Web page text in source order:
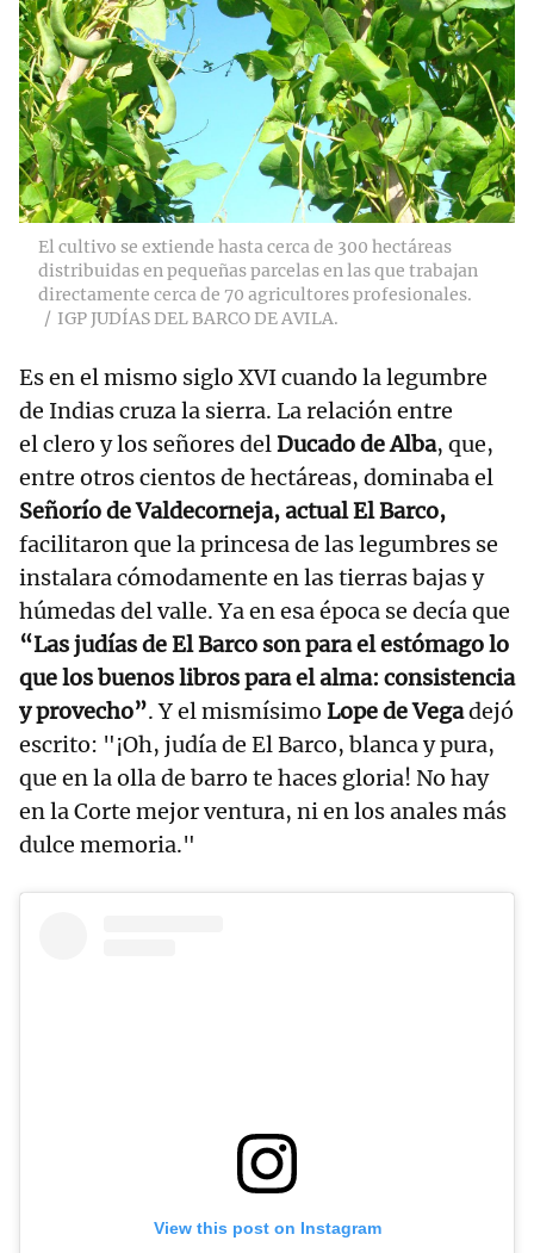
El cultivo se extiende hasta cerca de 300 hectáreas
distribuidas en pequeñas parcelas en las que trabajan
directamente cerca de 70 agricultores profesionales.
IGP JUDÍAS DEL BARCO DE AVILA.
Es en el mismo siglo XVI cuando la legumbre
de Indias cruza la sierra. La relación entre
el clero y los señores delDucado de Alba, que,
entre otros cientos de hectáreas, dominaba el
Señorío de Valdecorneja, actual El Barco,
facilitaron que la princesa de las legumbres se
instalara cómodamente en las tierras bajas y
húmedas del valle. Ya en esa época se decía que
“Las judías de El Barco son para el estómago lo
que los buenos libros para el alma: consistencia
y provecho”. Y el mismísimo Lope de Vegadejó
escrito: "¡Oh, judía de El Barco, blanca y pura,
que en la olla de barro te haces gloria! No hay
en la Corte mejor ventura, ni en los anales más
dulce memoria."
View this post on Instagram